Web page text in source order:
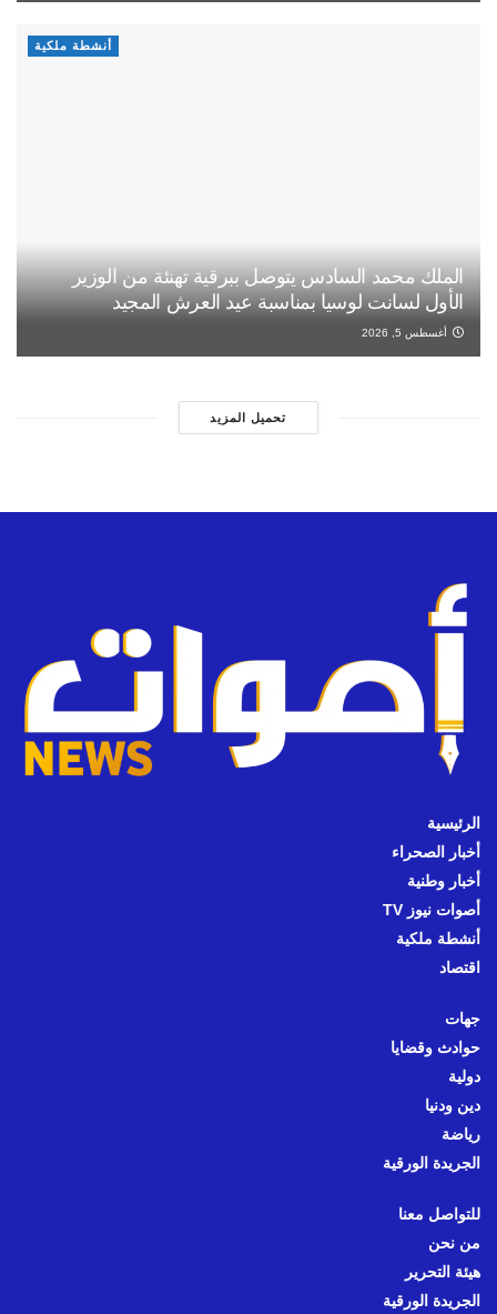
أنشطة ملكية
الملك محمد السادس يتوصل ببرقية تهنئة من الوزير
الأول لسانت لوسيا بمناسبة عيد العرش المجيد
أغسطس 5, 2026
تحميل المزيد
الرئيسية
أخبار الصحراء
أخبار وطنية
أصوات نيوز TV
أنشطة ملكية
اقتصاد
جهات
حوادث وقضايا
دولية
دين ودنيا
رياضة
الجريدة الورقية
للتواصل معنا
من نحن
هيئة التحرير
الجريدة الورقية